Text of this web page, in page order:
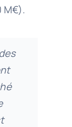
M€).